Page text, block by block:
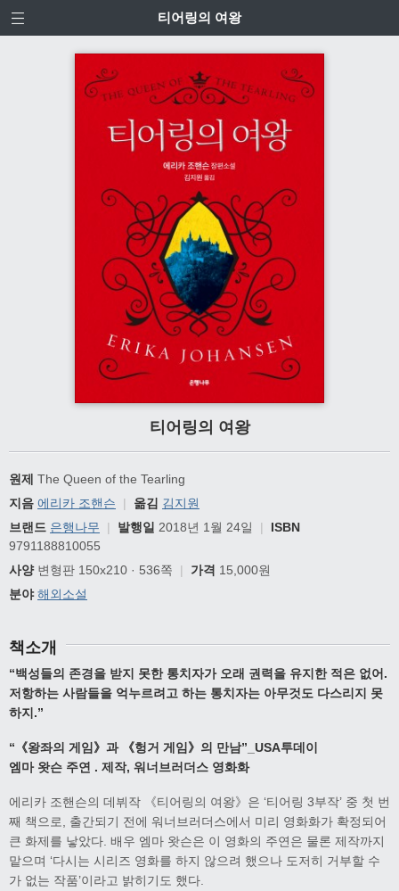
티어링의 여왕
티어링의 여왕
원제 The Queen of the Tearling
지음 에리카 조핸슨 | 옮김 김지원
브랜드 은행나무 | 발행일 2018년 1월 24일 |
ISBN
9791188810055
사양변형판 150x210 · 536쪽 | 가격 15,000원
분야 해외소설
책소개
“백성들의 존경을 받지 못한 통치자가 오래 권력을 유지한 적은 없어 .
저항하는 사람들을 억누르려고 하는 통치자는 아무것도 다스리지 못
하지 .”
“ 《왕좌의 게임 》 과 《헝거 게임 》 의 만남”_USA투데이
엠마 왓슨 주연 . 제작, 워너브러더스 영화화
에리카 조핸슨의 데뷔작 《티어링의 여왕》은 ‘티어링 3부작’ 중 첫 번
째 책으로, 출간되기 전에 워너브러더스에서 미리 영화화가 확정되어
큰 화제를 낳았다. 배우 엠마 왓슨은 이 영화의 주연은 물론 제작까지
맡으며 ‘다시는 시리즈 영화를 하지 않으려 했으나 도저히 거부할 수
가 없는 작품’이라고 밝히기도 했다.